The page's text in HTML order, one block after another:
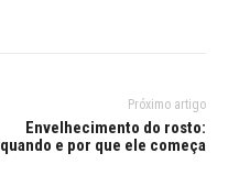
Próximo artigo
Envelhecimento do rosto:
quando e por que ele começa